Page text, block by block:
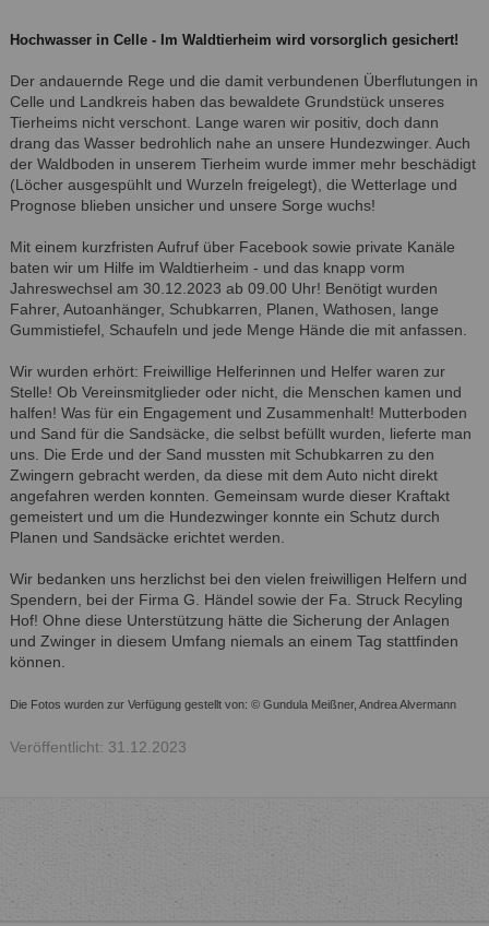
Hochwasser in Celle - Im Waldtierheim wird vorsorglich gesichert!
Der andauernde Rege und die damit verbundenen Überflutungen in
Celle und Landkreis haben das bewaldete Grundstück unseres
Tierheims nicht verschont. Lange waren wir positiv, doch dann
drang das Wasser bedrohlich nahe an unsere Hundezwinger. Auch
der Waldboden in unserem Tierheim wurde immer mehr beschädigt
(Löcher ausgespühlt und Wurzeln freigelegt), die Wetterlage und
Prognose blieben unsicher und unsere Sorge wuchs!
Mit einem kurzfristen Aufruf über Facebook sowie private Kanäle
baten wir um Hilfe im Waldtierheim - und das knapp vorm
Jahreswechsel am 30.12.2023 ab 09.00 Uhr! Benötigt wurden
Fahrer, Autoanhänger, Schubkarren, Planen, Wathosen, lange
Gummistiefel, Schaufeln und jede Menge Hände die mit anfassen.
Wir wurden erhört: Freiwillige Helferinnen und Helfer waren zur
Stelle! Ob Vereinsmitglieder oder nicht, die Menschen kamen und
halfen! Was für ein Engagement und Zusammenhalt! Mutterboden
und Sand für die Sandsäcke, die selbst befüllt wurden, lieferte man
uns. Die Erde und der Sand mussten mit Schubkarren zu den
Zwingern gebracht werden, da diese mit dem Auto nicht direkt
angefahren werden konnten. Gemeinsam wurde dieser Kraftakt
gemeistert und um die Hundezwinger konnte ein Schutz durch
Planen und Sandsäcke erichtet werden.
Wir bedanken uns herzlichst bei den vielen freiwilligen Helfern und
Spendern, bei der Firma G. Händel sowie der Fa. Struck Recyling
Hof! Ohne diese Unterstützung hätte die Sicherung der Anlagen
und Zwinger in diesem Umfang niemals an einem Tag stattfinden
können.
Die Fotos wurden zur Verfügung gestellt von: © Gundula Meißner, Andrea Alvermann
Veröffentlicht: 31.12.2023